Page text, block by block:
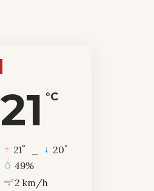
21 °C
21° 20°
49%
2 km/h